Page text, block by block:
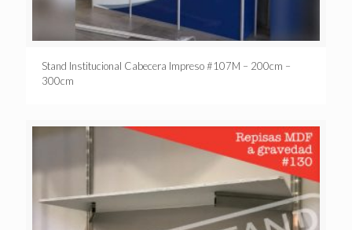
Stand Institucional Cabecera Impreso #107M – 200cm –
300cm